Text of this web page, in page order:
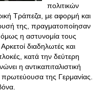
πολιτικών
Τράπεζα, με αφορμή και
της, πραγματοποίησαν
η αστυνομία τους
διαδηλωτές και
κατά την δεύτερη
η αντικαπιταλιστική
της Γερμανίας.